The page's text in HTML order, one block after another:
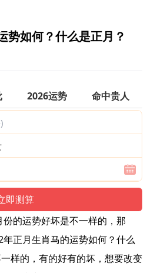
势如何？什么是正月？
2026运势 命中贵人
的运势好坏是不一样的，那
正月生肖马的运势如何？什么
样的，有的好有的坏，想要改变